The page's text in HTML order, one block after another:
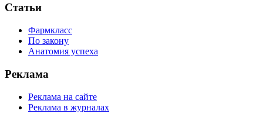
Статьи
Фармкласс
По закону
Анатомия успеха
Реклама
Реклама на сайте
Реклама в журналах